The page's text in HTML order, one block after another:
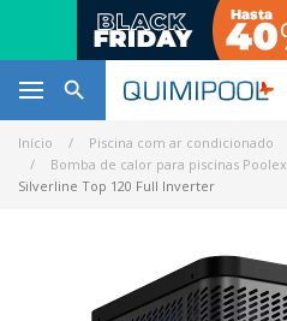

Início Piscina com ar condicionado
Bomba de calor para piscinas Poolex
Silverline Top 120 Full Inverter